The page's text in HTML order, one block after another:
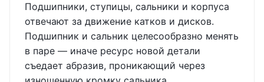
Подшипники, ступицы, сальники и корпуса
отвечают за движение катков и дисков.
Подшипник и сальник целесообразно менять
в паре — иначе ресурс новой детали
съедает абразив, проникающий через